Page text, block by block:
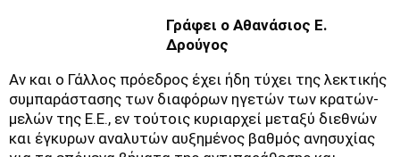
Γράφει ο Αθανάσιος Ε.
Δρούγος
Αν και ο Γάλλος πρόεδρος έχει ήδη τύχει της λεκτικής
συμπαράστασης των διαφόρων ηγετών των κρατών-
μελών της Ε.Ε., εν τούτοις κυριαρχεί μεταξύ διεθνών
και έγκυρων αναλυτών αυξημένος βαθμός ανησυχίας